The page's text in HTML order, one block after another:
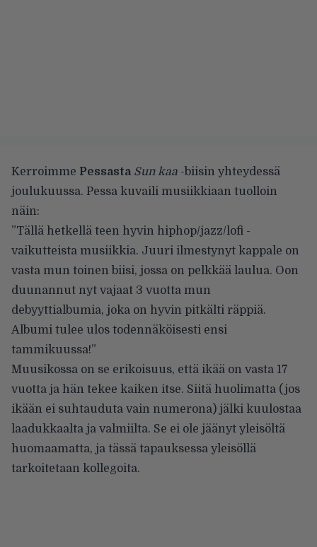
Kerroimme Pessasta Sun kaa -biisin yhteydessä
joulukuussa. Pessa kuvaili musiikkiaan tuolloin
näin:
”Tällä hetkellä teen hyvin hiphop/jazz/lofi -
vaikutteista musiikkia. Juuri ilmestynyt kappale on
vasta mun toinen biisi, jossa on pelkkää laulua. Oon
duunannut nyt vajaat 3 vuotta mun
debyyttialbumia, joka on hyvin pitkälti räppiä.
Albumi tulee ulos todennäköisesti ensi
tammikuussa!”
Muusikossa on se erikoisuus, että ikää on vasta 17
vuotta ja hän tekee kaiken itse. Siitä huolimatta (jos
ikään ei suhtauduta vain numerona) jälki kuulostaa
laadukkaalta ja valmiilta. Se ei ole jäänyt yleisöltä
huomaamatta, ja tässä tapauksessa yleisöllä
tarkoitetaan kollegoita.